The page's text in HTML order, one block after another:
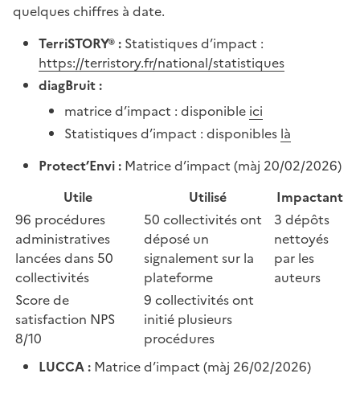
quelques chiffres à date.
TerriSTORY® : Statistiques d’impact :
https://terristory.fr/national/statistiques
diagBruit :
matrice d’impact : disponible ici
Statistiques d’impact : disponibles là
Protect’Envi : Matrice d’impact (màj 20/02/2026)
Utile
Utilisé
Impactant
96 procédures
administratives
lancées dans 50
collectivités
50 collectivités ont
déposé un
signalement sur la
plateforme
3 dépôts
nettoyés
par les
auteurs
Score de
satisfaction NPS
8/10
9 collectivités ont
initié plusieurs
procédures
LUCCA : Matrice d’impact (màj 26/02/2026)